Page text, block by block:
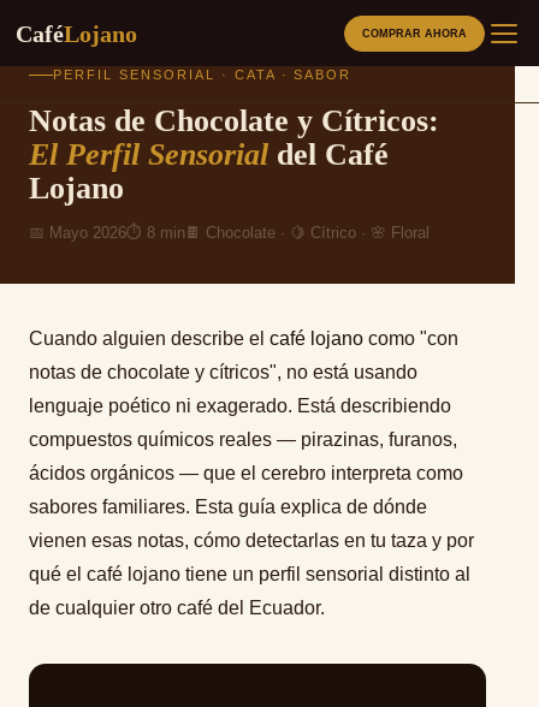
Saltar
contenido
CaféLojano
CAFÉS
SOBRE NOSOTROS
BLOG
LOJA ECUADOR
MI CUENTA
COMPRAR AHORA
PERFIL SENSORIAL · CATA · SABOR
Notas de Chocolate y Cítricos:
El Perfil Sensorial del Café
Lojano
📅 Mayo 2026⏱ 8 min 🍫 Chocolate · 🍋 Cítrico · 🌸 Floral
Cuando alguien describe el café lojano como "con
notas de chocolate y cítricos", no está usando
lenguaje poético ni exagerado. Está describiendo
compuestos químicos reales — pirazinas, furanos,
ácidos orgánicos — que el cerebro interpreta como
sabores familiares. Esta guía explica de dónde
vienen esas notas, cómo detectarlas en tu taza y por
qué el café lojano tiene un perfil sensorial distinto al
de cualquier otro café del Ecuador.